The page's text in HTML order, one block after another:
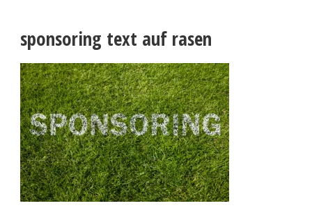
sponsoring text auf rasen